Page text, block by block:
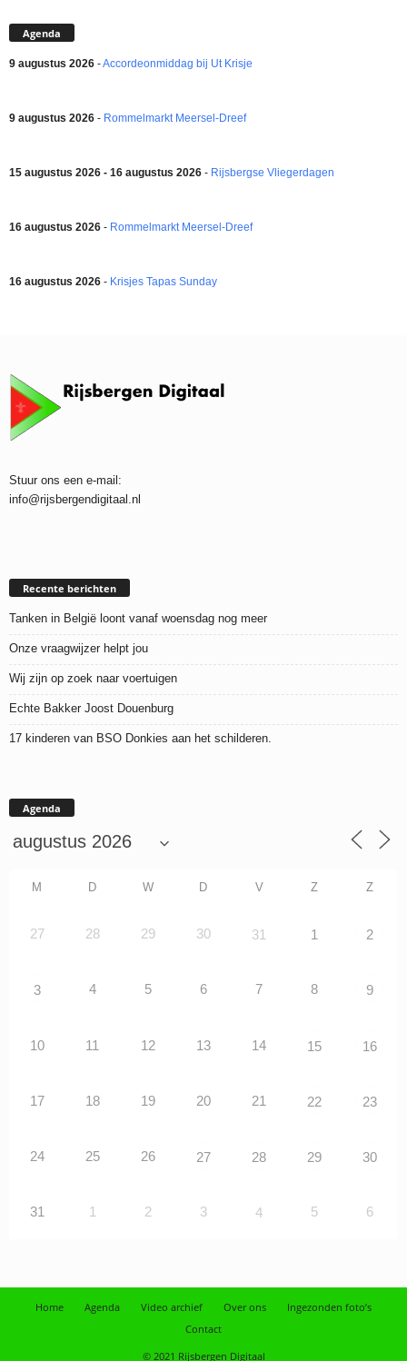
Agenda
9 augustus 2026 -Accordeonmiddag bij Ut Krisje
9 augustus 2026 - Rommelmarkt Meersel-Dreef
15 augustus 2026 - 16 augustus 2026 - Rijsbergse Vliegerdagen
16 augustus 2026 - Rommelmarkt Meersel-Dreef
16 augustus 2026 - Krisjes Tapas Sunday
Stuur ons een e-mail:
info@rijsbergendigitaal.nl
Recente berichten
Tanken in België loont vanaf woensdag nog meer
Onze vraagwijzer helpt jou
Wij zijn op zoek naar voertuigen
Echte Bakker Joost Douenburg
17 kinderen van BSO Donkies aan het schilderen.
Agenda
M D W D V Z Z
27 28 29 30 31 1 2
3 4 5 6 7 8 9
10 11 12 13 14 15 16
17 18 19 20 21 22 23
24 25 26 27 28 29 30
31 1 2 3 4 5 6
Home Agenda Video archief Over ons
Ingezonden foto’s
Contact
© 2021 Rijsbergen Digitaal